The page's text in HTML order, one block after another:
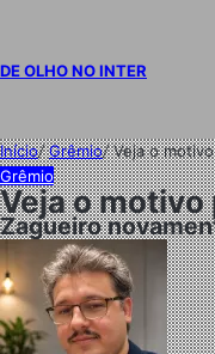
DE OLHO NO INTER
Início/Grêmio/Veja o
Grêmio
Veja o
Zagueiro